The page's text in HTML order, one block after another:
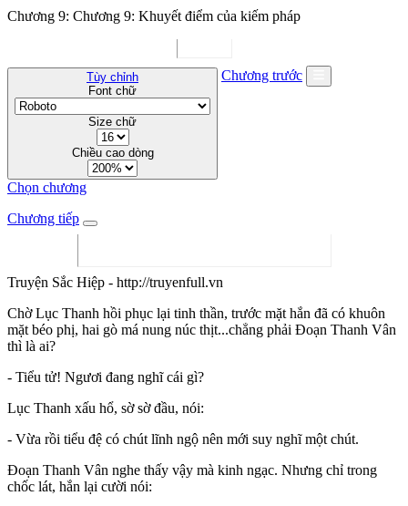
Chương 9: Chương 9: Khuyết điểm của kiếm pháp
Tùy chỉnh
Font chữ
Size chữ
Chiều cao dòng
Chương trước
Chọn chương
Chương tiếp
Truyện Sắc Hiệp - http://truyenfull.vn
Chờ Lục Thanh hồi phục lại tinh thần, trước mặt hắn đã có khuôn
mặt béo phị, hai gò má nung núc thịt...chẳng phải Đoạn Thanh Vân
thì là ai?
- Tiểu tử! Ngươi đang nghĩ cái gì?
Lục Thanh xấu hổ, sờ sờ đầu, nói:
- Vừa rồi tiểu đệ có chút lĩnh ngộ nên mới suy nghĩ một chút.
Đoạn Thanh Vân nghe thấy vậy mà kinh ngạc. Nhưng chỉ trong
chốc lát, hắn lại cười nói: